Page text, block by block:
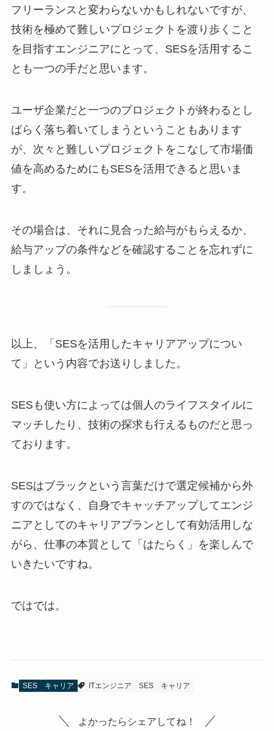
フリーランスと変わらないかもしれないですが、
技術を極めて難しいプロジェクトを渡り歩くこと
を目指すエンジニアにとって、SESを活用するこ
とも一つの手だと思います。
ユーザ企業だと一つのプロジェクトが終わるとし
ばらく落ち着いてしまうということもあります
が、次々と難しいプロジェクトをこなして市場価
値を高めるためにもSESを活用できると思いま
す。
その場合は、それに見合った給与がもらえるか、
給与アップの条件などを確認することを忘れずに
しましょう。
以上、「SESを活用したキャリアアップについ
て」という内容でお送りしました。
SESも使い方によっては個人のライフスタイルに
マッチしたり、技術の探求も行えるものだと思っ
ております。
SESはブラックという言葉だけで選定候補から外
すのではなく、自身でキャッチアップしてエンジ
ニアとしてのキャリアプランとして有効活用しな
がら、仕事の本質として「はたらく」を楽しんで
いきたいですね。
ではでは。
SES キャリア ITエンジニア SES キャリア
よかったらシェアしてね！